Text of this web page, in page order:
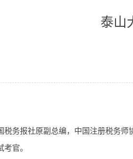
泰山
税务报社原副总编，中国注册税务
官。